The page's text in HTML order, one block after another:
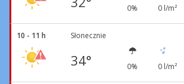
0% 0 l/m²
10 - 11 h Słonecznie
34° 0% 0 l/m²